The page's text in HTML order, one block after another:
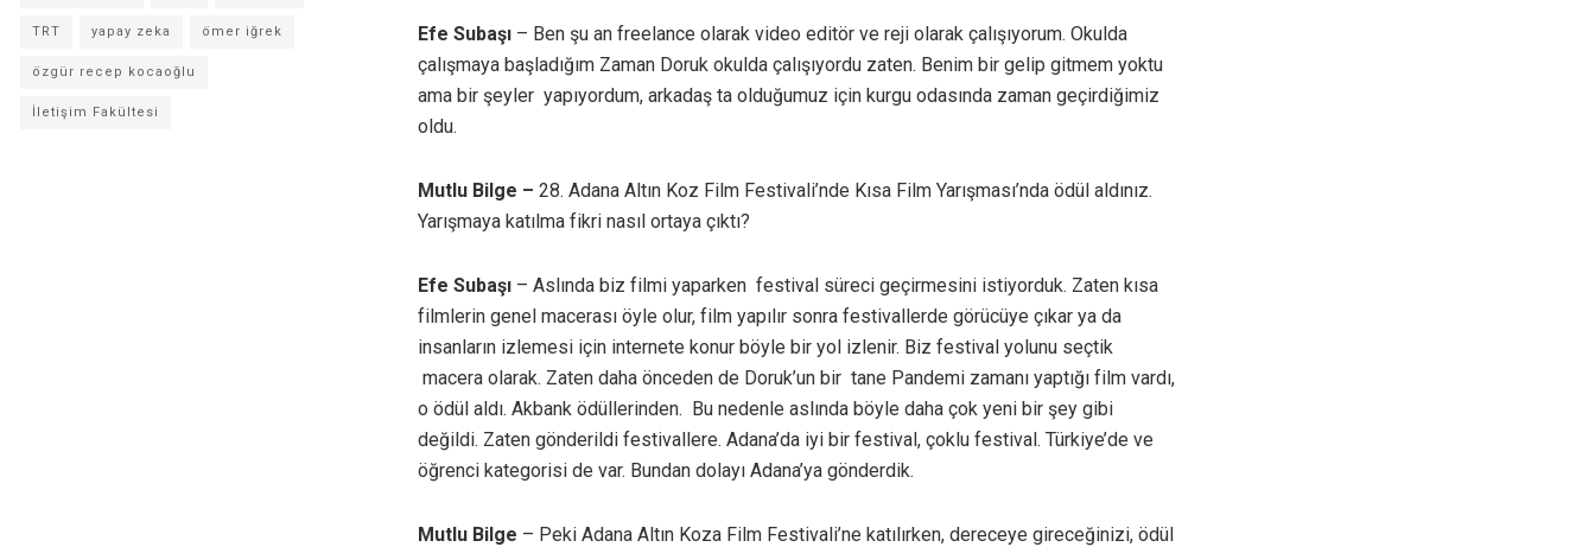
Efe Subaşı – Ben şu an freelance olarak video editör ve reji olarak çalışıyorum. Okulda
çalışmaya başladığım Zaman Doruk okulda çalışıyordu zaten. Benim bir gelip gitmem yoktu
ama bir şeyler yapıyordum, arkadaş ta olduğumuz için kurgu odasında zaman geçirdiğimiz
oldu.
Mutlu Bilge – 28. Adana Altın Koz Film Festivali’nde Kısa Film Yarışması’nda ödül aldınız.
Yarışmaya katılma fikri nasıl ortaya çıktı?
Efe Subaşı – Aslında biz filmi yaparken festival süreci geçirmesini istiyorduk. Zaten kısa
filmlerin genel macerası öyle olur, film yapılır sonra festivallerde görücüye çıkar ya da
insanların izlemesi için internete konur böyle bir yol izlenir. Biz festival yolunu seçtik
macera olarak. Zaten daha önceden de Doruk’un bir tane Pandemi zamanı yaptığı film vardı,
o ödül aldı. Akbank ödüllerinden. Bu nedenle aslında böyle daha çok yeni bir şey gibi
değildi. Zaten gönderildi festivallere. Adana’da iyi bir festival, çoklu festival. Türkiye’de ve
öğrenci kategorisi de var. Bundan dolayı Adana’ya gönderdik.
Mutlu Bilge – Peki Adana Altın Koza Film Festivali’ne katılırken, dereceye gireceğinizi, ödül
TRT yapay zeka ömer iğrek
özgür recep kocaoğlu
İletişim Fakültesi